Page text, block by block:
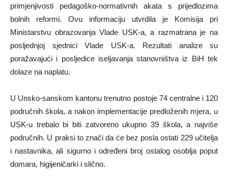
primjenjivosti pedagoško-normativnih akata s prijedlozima
bolnih reformi. Ovu informaciju utvrdila je Komisija pri
Ministarstvu obrazovanja Vlade USK-a, a razmatrana je na
posljednjoj sjednici Vlade USK-a. Rezultati analize su
poražavajući i posljedice iseljavanja stanovništva iz BiH tek
dolaze na naplatu.
U Unsko-sanskom kantonu trenutno postoje 74 centralne i 120
područnih škola, a nakon implementacije predloženih mjera, u
USK-u trebalo bi biti zatvoreno ukupno 39 škola, a najviše
područnih. U praksi to znači da će bez posla ostati 229 učitelja
i nastavnika, ali sigurno i određeni broj ostalog osoblja poput
domara, higijeničarki i slično.